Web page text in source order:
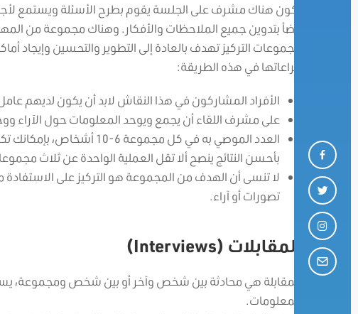
يكون هناك مشرف على الجلسة يقوم بطرح الأسئلة ويستمع
أيضاً بتدوين جميع الملاحظات والأفكار. وهناك مجموعة من
مجموعات التركيز تهدف بالعادة إلى التطوير والتحسين وإيجاد
مراعاتها في هذه الطريقة:
الأفراد المشاركون في هذا النقاش لابد أن يكون لديهم
على مشرف اللقاء أن يجمع ويوحد المعلومات حول الآراء
العدد الموصي به في كل
بأحسن النتائج ينصح ألا تقل العملية الواحدة عن ثلاث
لا تنسى أن الهدف من المجموعة هو التركيز على
تصورات أو آراء.
المقابلات (Interviews)
المقابلة هي محادثة بين شخص وآخر أو بين شخص ومجموعة،
المعلومات.